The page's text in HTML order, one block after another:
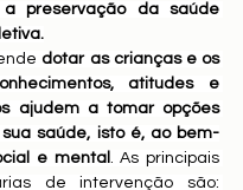
preservação da saúde
dotar as crianças e os
atitudes e
ajudem a tomar opções
saúde, isto é, ao bem-
e mental . As principais
de intervenção são: